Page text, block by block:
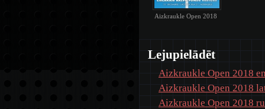
Aizkraukle Open 2018
Lejupielādēt
Aizkraukle Open 2018
Aizkraukle Open 2018
Aizkraukle Open 2018